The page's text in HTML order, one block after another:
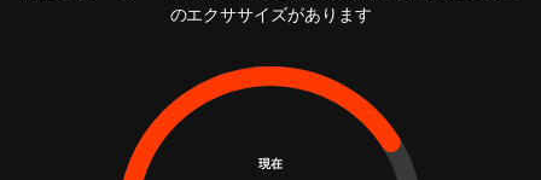
のエクササイズがあります
現在